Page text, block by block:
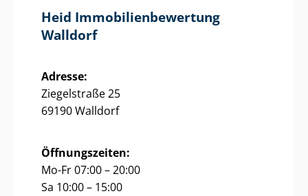
Heid Im­mo­bi­li­en­be­wer­tung
Walldorf
Adresse:
Ziegelstraße 25
69190 Walldorf
Öffnungszeiten:
Mo-Fr 07:00 – 20:00
Sa 10:00 – 15:00